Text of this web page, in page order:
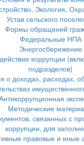
Экология,
Устав сельского
Формы обращений
Федеральные НПА
Энергосбережение
коррупции
подразделов)
о доходах, расходах,
Методические
связанных с
коррупции, для
правовые и иные